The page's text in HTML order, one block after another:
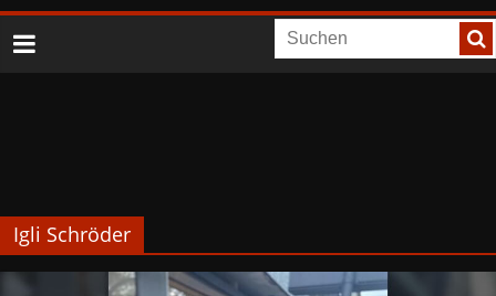
Igli Schröder